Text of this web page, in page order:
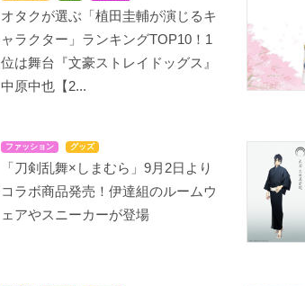
オタクが選ぶ「植田圭輔が演じるキ
ャラクター」ランキングTOP10！1
位は舞台『文豪ストレイドッグス』
中原中也【2...
ファッション グッズ
「刀剣乱舞×しまむら」9月2日より
コラボ商品発売！伊達組のルームウ
ェアやスニーカーが登場